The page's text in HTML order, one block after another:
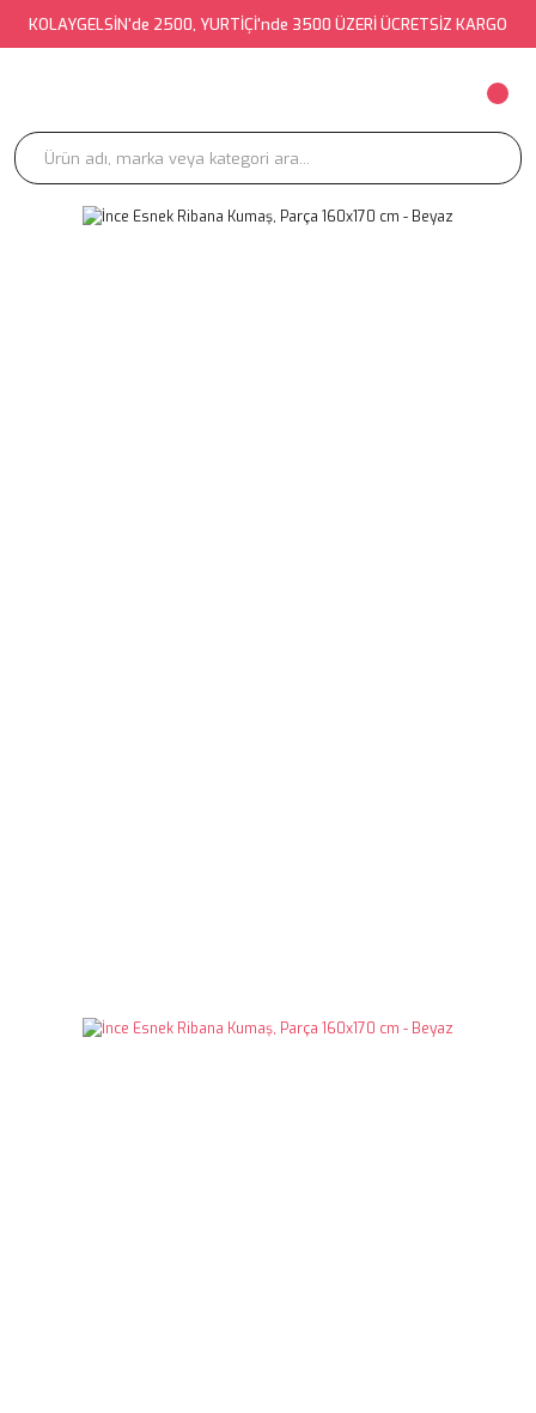
KOLAYGELSİN'de 2500, YURTİÇİ'nde 3500 ÜZERİ ÜCRETSİZ KARGO